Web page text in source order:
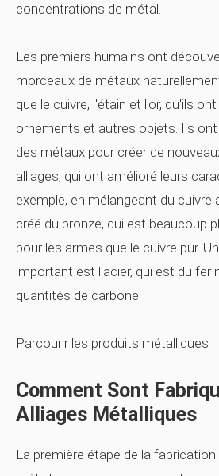
concentrations de métal.
Les premiers humains ont
morceaux de métaux
que le cuivre, l'étain et l'or, qu'ils
ornements et autres objets. Ils
des métaux pour créer de
alliages, qui ont amélioré leurs
exemple, en mélangeant du cuivre
créé du bronze, qui est beaucoup
pour les armes que le cuivre pur.
important est l'acier, qui est du fer
quantités de carbone.
Parcourir les produits métalliques
Comment Sont
Alliages Métalliques
La première étape de la fabrication